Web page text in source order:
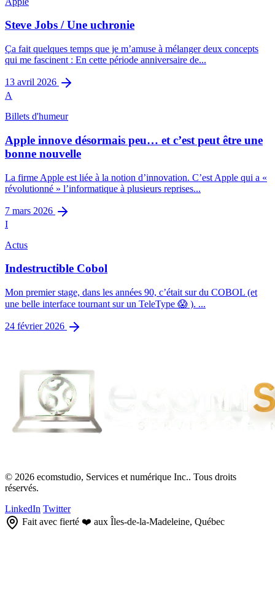
Steve Jobs / Une uchronie
Ça fait quelques temps que je m’amuse à mélanger deux concepts
qui me fascinent : En cette période anniversaire de...
13 avril 2026
A
Billets d'humeur
Apple innove désormais peu… et c’est peut être une
bonne nouvelle
La firme Apple est liée à la notion d’innovation. C’est Apple qui a «
révolutionné » l’informatique à plusieurs reprises...
7 mars 2026
I
Actus
Indestructible Cobol
Mon premier stage, dans les années 90, c’était sur du COBOL (et
une belle interface tournant sur un TeleType 😱 ). ...
24 février 2026
© 2026 ecomstudio, Services et numérique Inc.. Tous droits
réservés.
LinkedIn Twitter
Fait avec fierté ❤️ aux Îles-de-la-Madeleine, Québec